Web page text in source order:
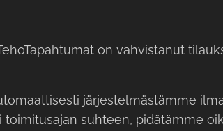
on vahvistanut
järjestelmästämme
suhteen, pidätämme